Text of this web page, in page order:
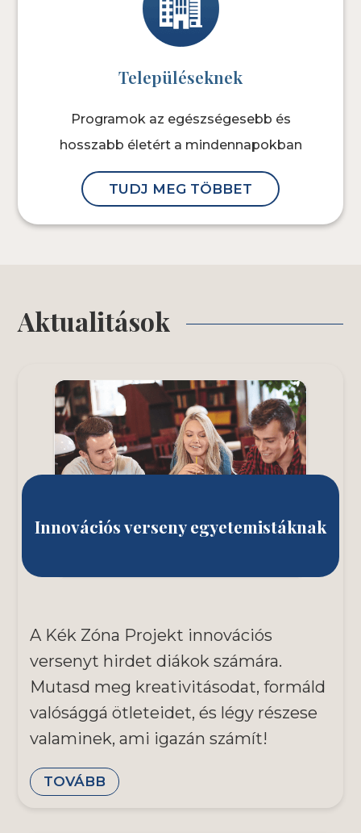
Településeknek
Programok az egészségesebb és
hosszabb életért a mindennapokban
TUDJ MEG TÖBBET
Aktualitások
Innovációs verseny egyetemistáknak
A Kék Zóna Projekt innovációs
versenyt hirdet diákok számára.
Mutasd meg kreativitásodat, formáld
valósággá ötleteidet, és légy részese
valaminek, ami igazán számít!
TOVÁBB